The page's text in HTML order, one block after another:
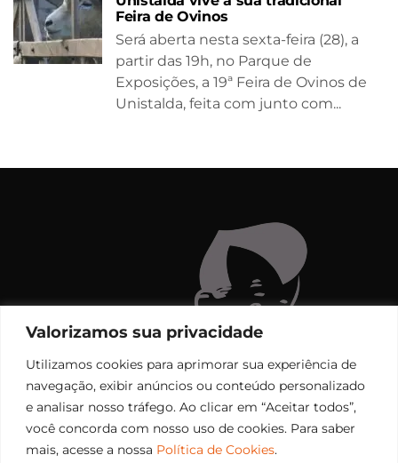
Valorizamos sua privacidade
Utilizamos cookies para aprimorar sua experiência de
navegação, exibir anúncios ou conteúdo personalizado
e analisar nosso tráfego. Ao clicar em “Aceitar todos”,
você concorda com nosso uso de cookies. Para saber
mais, acesse a nossa Política de Cookies.
Feira de Ovinos
Será aberta nesta sexta-feira (28), a
partir das 19h, no Parque de
Exposições, a 19ª Feira de Ovinos de
Unistalda, feita com junto com...